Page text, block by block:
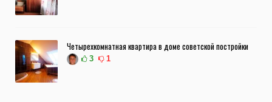
Четырехкомнатная квартира в доме советской постройки
3 1